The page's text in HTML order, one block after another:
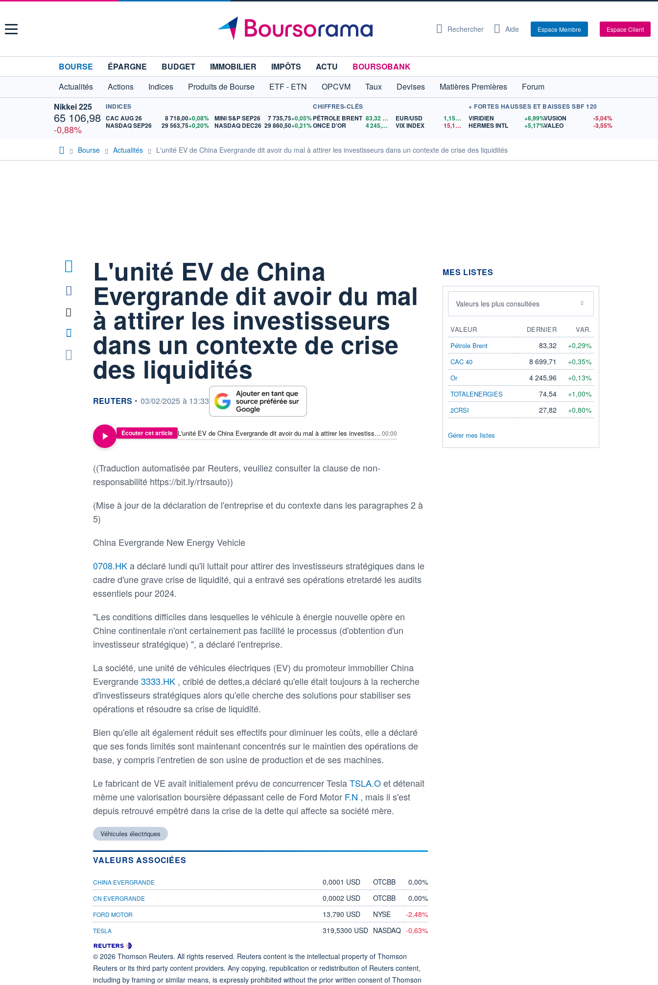
Menu Rechercher Aide Espace Membre Espace Client
BOURSE ÉPARGNE BUDGET IMMOBILIER IMPÔTS ACTU
BOURSOBANK
Actualités
Actions Indices Produits de Bourse ETF - ETN OPCVM Taux Devises Matières Premières
Forum
Nikkei 225
65 106,98
-0,88%
INDICES
CAC AUG 26
8 718,00+0,08%
NASDAQ SEP26
29 563,75+0,20%
MINI S&P SEP26 7 735,75+0,05%
NASDAQ DEC26 29 860,50+0,21%
CHIFFRES-CLÉS
PÉTROLE BRENT 83,32
ONCE D'OR
4 245,96 $US
EUR/USD 1,1521
$US
VIX INDEX
15,15$US
+ FORTES HAUSSES ET BAISSES SBF 120
VIRIDIEN
+6,99%
HERMES INTL
+5,17%
VUSION
-5,04%
VALEO
-3,55%
Bourse Actualités L'unité EV de China Evergrande dit avoir du mal à attirer les investisseurs dans un contexte de crise des liquidités
L'unité EV de China
Evergrande dit avoir du mal
à attirer les investisseurs
dans un contexte de crise
des liquidités
information fournie par
REUTERS • 03/02/2025 à 13:33
Écouter cet article L'unité EV de China Evergrande dit avoir du mal à attirer les investisseurs dans un contexte de crise des liquidités00:00
((Traduction automatisée par Reuters, veuillez consulter la clause de non-
responsabilité https://bit.ly/rtrsauto))
(Mise à jour de la déclaration de l'entreprise et du contexte dans les paragraphes 2 à
5)
China Evergrande New Energy Vehicle
0708.HKa déclaré lundi qu'il luttait pour attirer des investisseurs stratégiques dans le
cadre d'une grave crise de liquidité, qui a entravé ses opérations etretardé les audits
essentiels pour 2024.
"Les conditions difficiles dans lesquelles le véhicule à énergie nouvelle opère en
Chine continentale n'ont certainement pas facilité le processus (d'obtention d'un
investisseur stratégique) ", a déclaré l'entreprise.
La société, une unité de véhicules électriques (EV) du promoteur immobilier China
Evergrande3333.HK , criblé de dettes,a déclaré qu'elle était toujours à la recherche
d'investisseurs stratégiques alors qu'elle cherche des solutions pour stabiliser ses
opérations et résoudre sa crise de liquidité.
Bien qu'elle ait également réduit ses effectifs pour diminuer les coûts, elle a déclaré
que ses fonds limités sont maintenant concentrés sur le maintien des opérations de
base, y compris l'entretien de son usine de production et de ses machines.
Le fabricant de VE avait initialement prévu de concurrencer TeslaTSLA.Oet détenait
même une valorisation boursière dépassant celle de Ford Motor F.N , mais il s'est
depuis retrouvé empêtré dans la crise de la dette qui affecte sa société mère.
Véhicules électriques
VALEURS ASSOCIÉES
CHINA EVERGRANDE 0,0001 USD OTCBB 0,00%
CN EVERGRANDE 0,0002 USD OTCBB 0,00%
FORD MOTOR 13,790 USD NYSE -2,48%
TESLA 319,5300 USD NASDAQ -0,63%
© 2026 Thomson Reuters. All rights reserved. Reuters content is the intellectual property of Thomson
Reuters or its third party content providers. Any copying, republication or redistribution of Reuters content,
including by framing or similar means, is expressly prohibited without the prior written consent of Thomson
MES LISTES
Valeurs les plus consultées
VALEUR DERNIER
VAR.
Pétrole Brent
83,32 +0,29%
CAC 40 8 699,71 +0,35%
Or 4 245,96 +0,13%
TOTALENERGIES 74,54 +1,00%
2CRSI 27,82 +0,80%
Gérer mes listes